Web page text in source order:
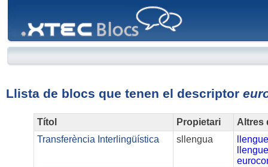
Llista de blocs que tenen el descriptor
Títol Propietari
Altres
Transferència Interlingüística
sllengua